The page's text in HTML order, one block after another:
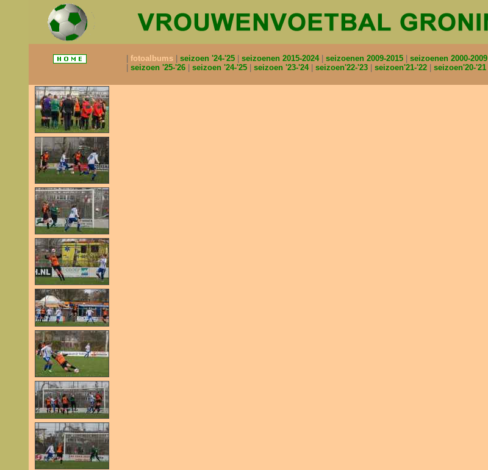
fotoalbums seizoen '24-'25 seizoenen 2015-2024 seizoenen 2009-2015 seizoenen 2000-2009
seizoen '25-'26
seizoen '24-'25 seizoen '23-'24 seizoen'22-'23 seizoen'21-'22 seizoen'20-'21